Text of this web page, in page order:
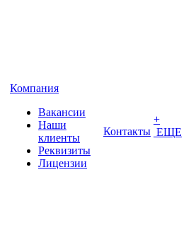
Компания
Вакансии
Наши
клиенты
Реквизиты
Лицензии
Контакты
+
ЕЩЕ